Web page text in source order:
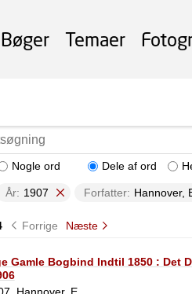
Bøger Temaer
Nogle ord Dele af ord
År: 1907 Forfatter: Hannover,
Forrige Næste
Gamle Bogbind Indtil 1850 : Det
Hannover, E.